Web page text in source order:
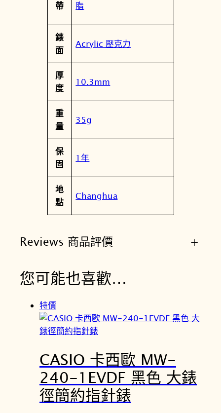
帶
脂
錶
面
Acrylic 壓克力
厚
度
10.3mm
重
量
35g
保
固
1年
地
點
Changhua
Reviews 商品評價 +
您可能也喜歡…
特價
CASIO 卡西歐 MW-
240-1EVDF 黑色 大錶
徑簡約指針錶